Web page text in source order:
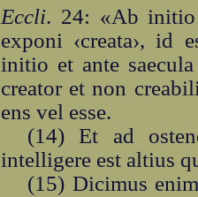
Eccli. 24: «Ab initio
exponi ‹creata›, id
initio et ante
creator et non
ens vel esse.
(14) Et ad
intelligere est altius
(15) Dicimus